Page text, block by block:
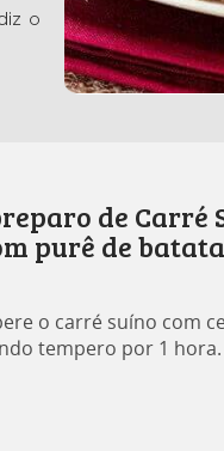
o
de Carré
purê de
o carré suíno com
tempero por 1 hora.